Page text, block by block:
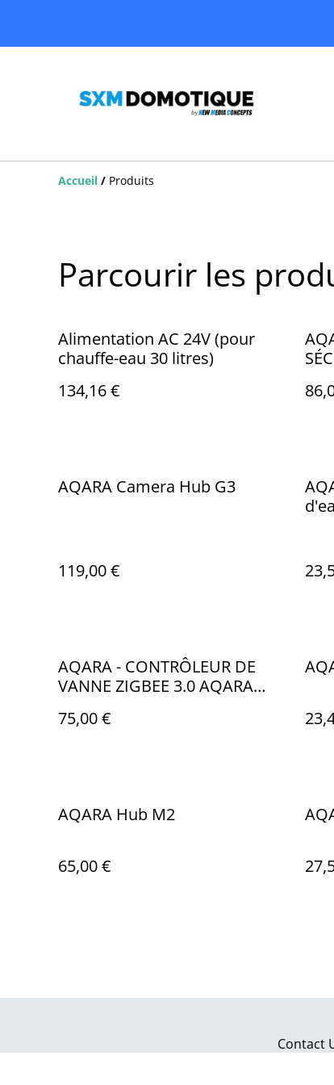
Accueil / Produits
Parcourir les
Alimentation AC 24V (pour
chauffe-eau 30 litres)
134,16 €
AQARA Camera Hub G3
119,00 €
AQARA - CONTRÔLEUR DE
VANNE ZIGBEE 3.0 AQARA
X01D
75,00 €
AQARA Hub M2
65,00 €
Contact